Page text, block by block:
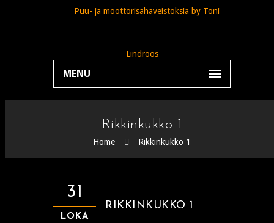
MENU
Rikkinkukko 1
Home Rikkinkukko 1
31
LOKA
RIKKINKUKKO 1